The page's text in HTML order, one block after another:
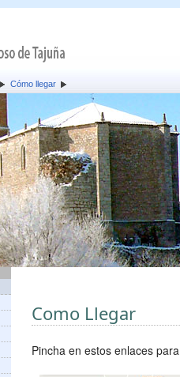
Cómo llegar
Como Llegar
Pincha en estos enlaces